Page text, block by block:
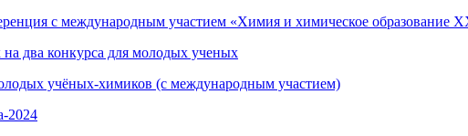
с международным участием «Химия и химическое образование
два конкурса для молодых ученых
учёных-химиков (с международным участием)
2024